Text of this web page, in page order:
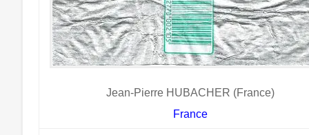
Jean-Pierre HUBACHER (France)
France